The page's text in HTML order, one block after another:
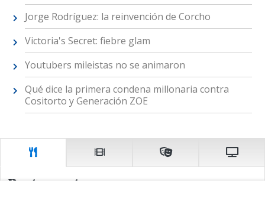
Jorge Rodríguez: la reinvención de Corcho
Victoria's Secret: fiebre glam
Youtubers mileistas no se animaron
Qué dice la primera condena millonaria contra
Cositorto y Generación ZOE
Restaurantes